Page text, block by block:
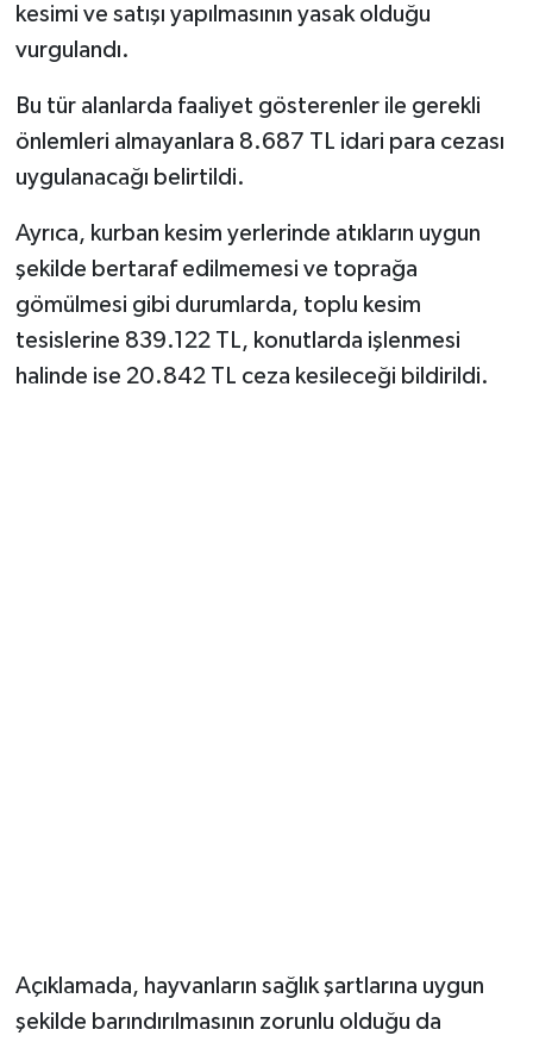
kesimi ve satışı yapılmasının yasak olduğu
vurgulandı.
Bu tür alanlarda faaliyet gösterenler ile gerekli
önlemleri almayanlara 8.687 TL idari para cezası
uygulanacağı belirtildi.
Ayrıca, kurban kesim yerlerinde atıkların uygun
şekilde bertaraf edilmemesi ve toprağa
gömülmesi gibi durumlarda, toplu kesim
tesislerine 839.122 TL, konutlarda işlenmesi
halinde ise 20.842 TL ceza kesileceği bildirildi.
Açıklamada, hayvanların sağlık şartlarına uygun
şekilde barındırılmasının zorunlu olduğu da